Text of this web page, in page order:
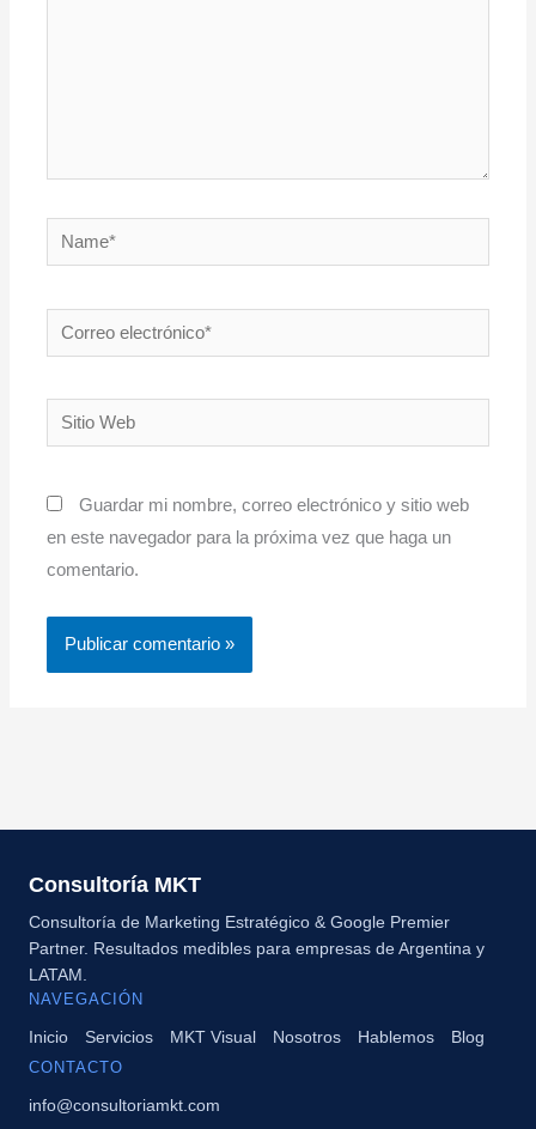
Name*
Correo
electrónico*
Sitio
Web
Guardar mi nombre, correo electrónico y sitio web
en este navegador para la próxima vez que haga un
comentario.
Consultoría MKT
Consultoría de Marketing Estratégico & Google Premier
Partner. Resultados medibles para empresas de Argentina y
LATAM.
NAVEGACIÓN
Inicio Servicios MKT Visual Nosotros Hablemos Blog
CONTACTO
info@consultoriamkt.com